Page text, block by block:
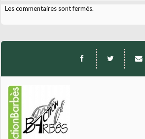
Les commentaires sont fermés.